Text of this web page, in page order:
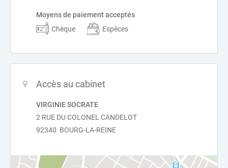
Moyens de paiement acceptés
Chèque
Espèces
Accès au cabinet
VIRGINIE SOCRATE
2 RUE DU COLONEL CANDELOT
92340 BOURG-LA-REINE